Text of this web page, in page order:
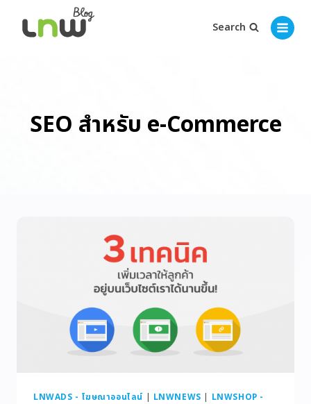
Search
SEO สำหรับ e-Commerce
LNWADS - โฆษณาออนไลน์ | LNWNEWS | LNWSHOP -